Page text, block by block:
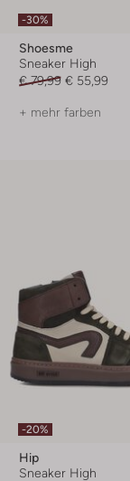
-30%
Shoesme
Sneaker High
€ 79,99 € 55,99
+ mehr farben
-20%
Hip
Sneaker High